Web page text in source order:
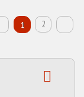
1 2